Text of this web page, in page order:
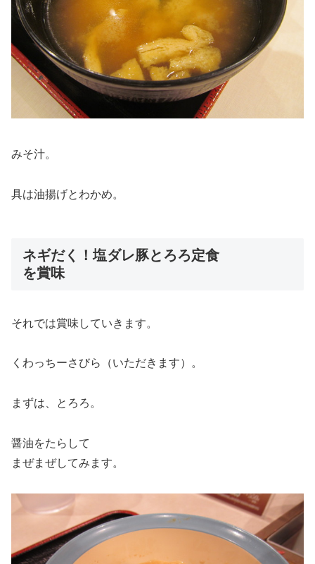
みそ汁。
具は油揚げとわかめ。
ネギだく！塩ダレ豚とろろ定食
を賞味
それでは賞味していきます。
くわっちーさびら（いただきます）。
まずは、とろろ。
醤油をたらして
まぜまぜしてみます。